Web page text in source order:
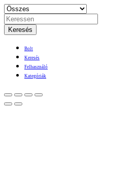
Keresés
Bolt
Keresés
Felhasználó
Kategóriák